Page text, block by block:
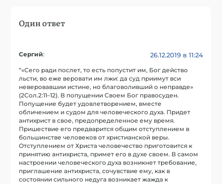
Один ответ
Сергий: 26.12.2019 в 11:24
“«Сего ради послет, то есть попустит им, Бог действо
льсти, во еже веровати им лжи: да суд приимут вси
неверовавшии истине, но благоволивший о неправде»
(2Сол.2:11–12). В попущении Своем Бог правосуден.
Попущение будет удовлетворением, вместе
обличением и судом для человеческого духа. Придет
антихрист в свое, предопределенное ему время.
Пришествие его предварится общим отступлением в
большинстве человеков от христианской веры.
Отступлением от Христа человечество приготовится к
принятию антихриста, примет его в духе своем. В самом
настроении человеческого духа возникнет требование,
приглашение антихриста, сочувствие ему, как в
состоянии сильного недуга возникает жажда к